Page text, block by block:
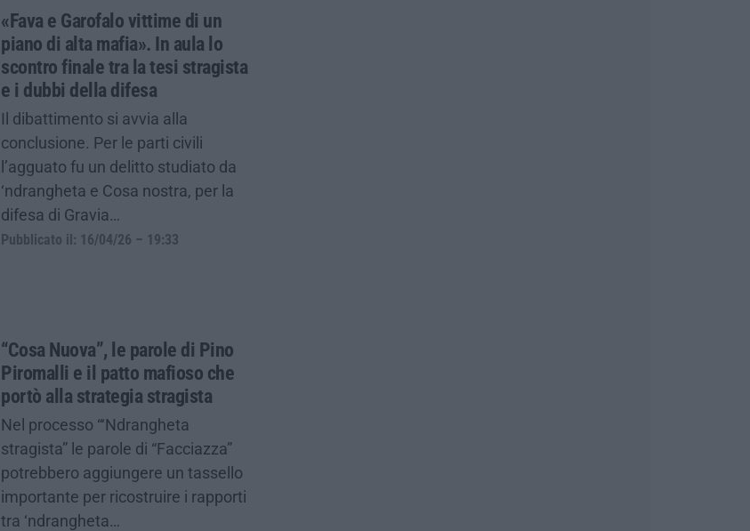
«Fava e Garofalo vittime di un
piano di alta mafia». In aula lo
scontro finale tra la tesi stragista
e i dubbi della difesa
Il dibattimento si avvia alla
conclusione. Per le parti civili
l’agguato fu un delitto studiato da
‘ndrangheta e Cosa nostra, per la
difesa di Gravia…
Pubblicato il: 16/04/26 – 19:33
“Cosa Nuova”, le parole di Pino
Piromalli e il patto mafioso che
portò alla strategia stragista
Nel processo “‘Ndrangheta
stragista” le parole di “Facciazza”
potrebbero aggiungere un tassello
importante per ricostruire i rapporti
tra ‘ndrangheta…